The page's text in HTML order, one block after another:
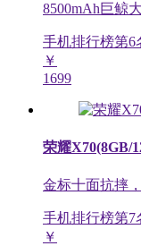
8500mAh巨鲸
手机排行榜第6
￥
1699
荣耀X70(8GB/
金标十面抗摔
手机排行榜第7
￥